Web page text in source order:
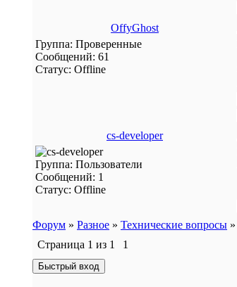
OffyGhost
Группа: Проверенные
Сообщений: 61
Статус: Offline
cs-developer
Группа: Пользователи
Сообщений: 1
Статус: Offline
Форум » Разное » Технические вопросы »
Страница 1 из 1
1